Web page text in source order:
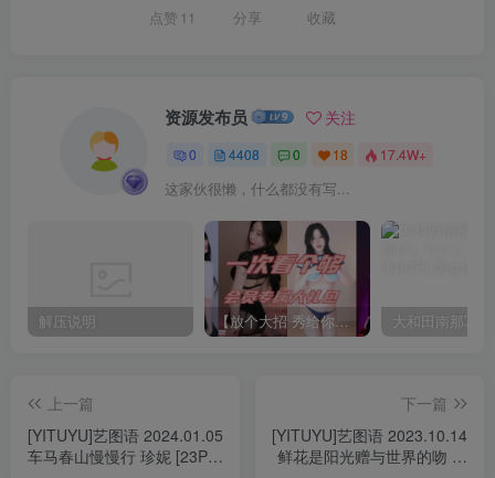
点赞 11 分享 收藏
资源发布员 关注
0 4408 0 18 17.4W+
这家伙很懒，什么都没有写...
解压说明 【放个大招 秀给你】赞助VIP，全站无限制任意下载巨量福利资源打包！【VIP优惠中】
上一篇
[YITUYU]艺图语 2024.01.05
车马春山慢慢行 珍妮 [23P-
下一篇
[YITUYU]艺图语 2023.10.14
鲜花是阳光赠与世界的吻 一